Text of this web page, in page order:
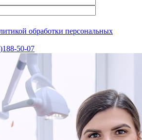
обработки персональных
50-07